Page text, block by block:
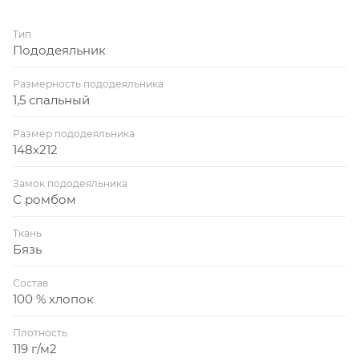
Тип
Пододеяльник
Размерность пододеяльника
1,5 спальный
Размер пододеяльника
148x212
Замок пододеяльника
С ромбом
Ткань
Бязь
Состав
100 % хлопок
Плотность
119 г/м2